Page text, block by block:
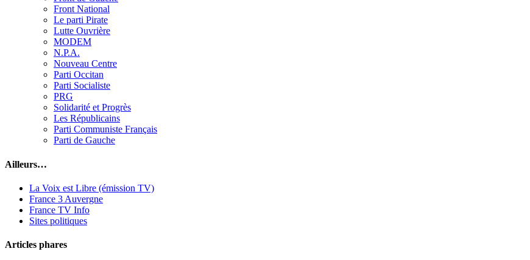
Front National
Le parti Pirate
Lutte Ouvrière
MODEM
N.P.A.
Nouveau Centre
Parti Occitan
Parti Socialiste
PRG
Solidarité et Progrès
Les Républicains
Parti Communiste Français
Parti de Gauche
Ailleurs…
La Voix est Libre (émission TV)
France 3 Auvergne
France TV Info
Sites politiques
Articles phares